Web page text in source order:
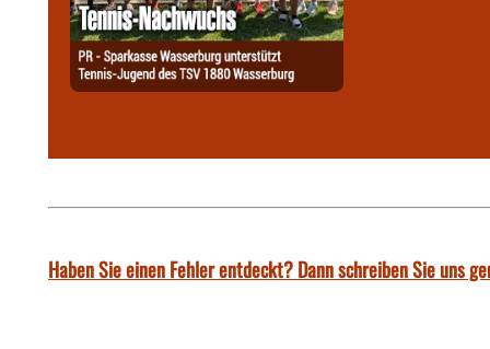
Haben Sie einen Fehler entdeckt? Dann schreiben Sie uns